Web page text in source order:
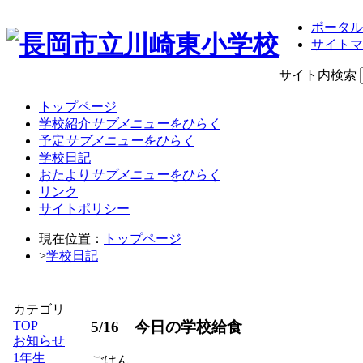
ポータ
サイト
サイト内検索
トップページ
学校紹介サブメニューをひらく
予定サブメニューをひらく
学校日記
おたより サブメニューをひらく
リンク
サイトポリシー
現在位置：
トップページ
>学校日記